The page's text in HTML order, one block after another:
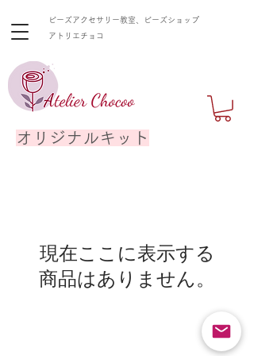
ビーズアクセサリー教室、ビーズショップ
​アトリエチョコ
現在ここに表示する
商品はありません。
オリジナルキット